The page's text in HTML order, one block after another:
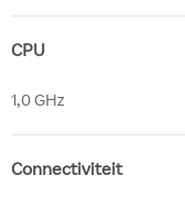
CPU
1,0 GHz
Connectiviteit